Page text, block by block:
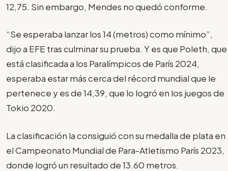
12,75. Sin embargo, Mendes no quedó conforme.
“Se esperaba lanzar los 14 (metros) como mínimo”,
dijo a EFE tras culminar su prueba. Y es que Poleth, que
está clasificada a los Paralímpicos de París 2024,
esperaba estar más cerca del récord mundial que le
pertenece y es de 14,39, que lo logró en los juegos de
Tokio 2020.
La clasificación la consiguió con su medalla de plata en
el Campeonato Mundial de Para-Atletismo París 2023,
donde logró un resultado de 13.60 metros.